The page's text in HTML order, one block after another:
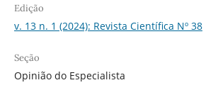
Edição
v. 13 n. 1 (2024): Revista Científica Nº 38
Seção
Opinião do Especialista